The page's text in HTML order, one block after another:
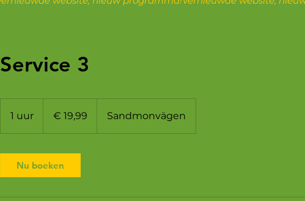
Service 3
1 uur
u
€ 19,99 Sandmonvägen
Nu boeken